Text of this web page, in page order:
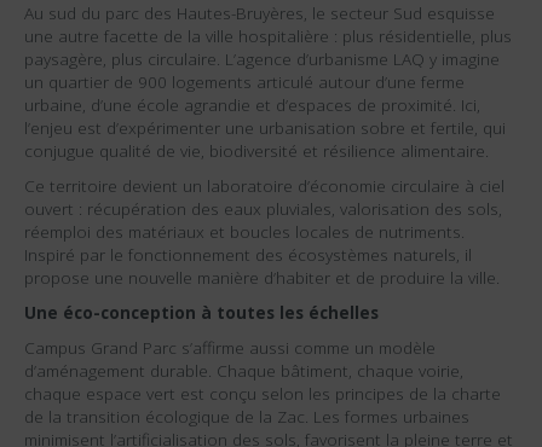
Au sud du parc des Hautes-Bruyères, le secteur Sud esquisse
une autre facette de la ville hospitalière : plus résidentielle, plus
paysagère, plus circulaire. L’agence d’urbanisme LAQ y imagine
un quartier de 900 logements articulé autour d’une ferme
urbaine, d’une école agrandie et d’espaces de proximité. Ici,
l’enjeu est d’expérimenter une urbanisation sobre et fertile, qui
conjugue qualité de vie, biodiversité et résilience alimentaire.
Ce territoire devient un laboratoire d’économie circulaire à ciel
ouvert : récupération des eaux pluviales, valorisation des sols,
réemploi des matériaux et boucles locales de nutriments.
Inspiré par le fonctionnement des écosystèmes naturels, il
propose une nouvelle manière d’habiter et de produire la ville.
Une éco-conception à toutes les échelles
Campus Grand Parc s’affirme aussi comme un modèle
d’aménagement durable. Chaque bâtiment, chaque voirie,
chaque espace vert est conçu selon les principes de la charte
de la transition écologique de la Zac. Les formes urbaines
minimisent l’artificialisation des sols, favorisent la pleine terre et